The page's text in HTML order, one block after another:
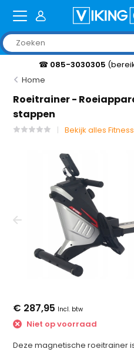
☎ 085-3030305
Home
Roeitrainer -
stappen
Bekijk alles
€ 287,95 Incl. btw
Niet op voorraad
Deze magnetische roeitrainer